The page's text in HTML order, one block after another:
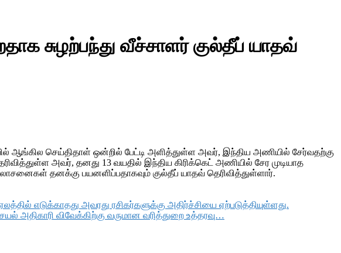
சுழற்பந்து வீச்சாளர் குல்தீப் யாதவ்
ஆங்கில செய்திதாள் ஒன்றில் பேட்டி அளித்துள்ள அவர், இந்திய அணியில் சேர்வதற்கு
அவர், தனது 13 வயதில் இந்திய கிரிக்கெட் அணியில் சேர முடியாத
தனக்கு பயனளிப்பதாகவும் குல்தீப் யாதவ் தெரிவித்துள்ளார்.
எடுக்காதது அவரது ரசிகர்களுக்கு அதிர்ச்சியை ஏற்படுத்தியுள்ளது.
விவேக்கிற்கு வருமான வரித்துறை உத்தரவு…